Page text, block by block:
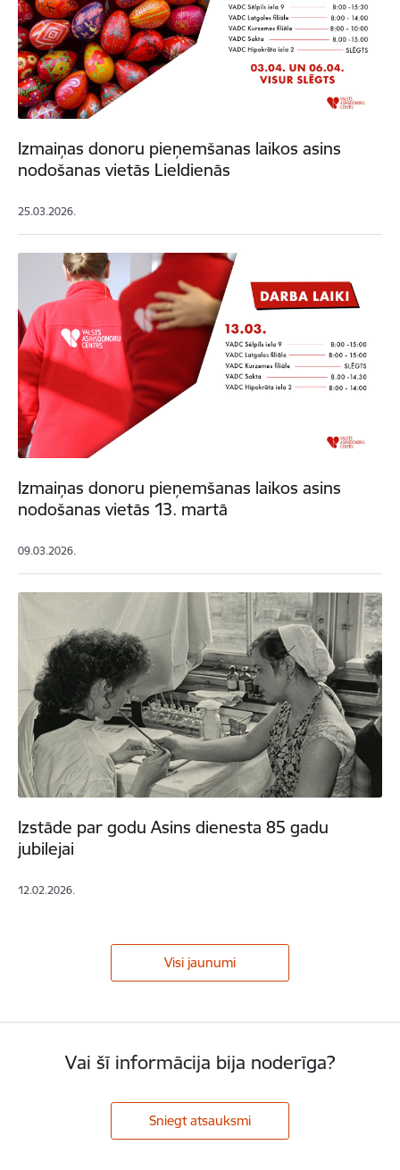
Izmaiņas donoru pieņemšanas laikos asins
nodošanas vietās Lieldienās
25.03.2026.
Izmaiņas donoru pieņemšanas laikos asins
nodošanas vietās 13. martā
09.03.2026.
Izstāde par godu Asins dienesta 85 gadu
jubilejai
12.02.2026.
Visi jaunumi
Vai šī informācija bija noderīga?
Sniegt atsauksmi